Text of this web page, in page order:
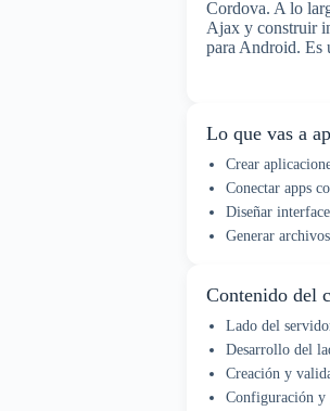
Cordova. A lo
Ajax y construir
para Android. Es
Lo que vas a
Crear
Conectar apps
Diseñar
Generar
Contenido del
Lado del
Desarrollo del
Creación y
Configuración y